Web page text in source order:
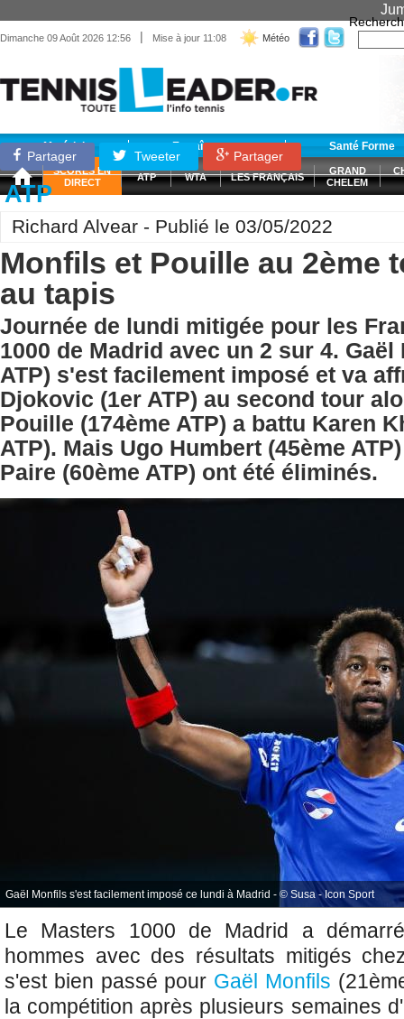
Dimanche 09 Août 2026 12:56 | Mise à jour 11:08 Météo
Matériel Entraînement Santé Forme
SCORES EN
DIRECT
ATP WTA LES FRANÇAIS
GRAND
CHELEM
Partager Tweeter Partager
ATP
Richard Alvear - Publié le 03/05/2022
Monfils et Pouille au 2ème
au tapis
Journée de lundi mitigée pour les
1000 de Madrid avec un 2 sur 4. Gaël
ATP) s'est facilement imposé et va
Djokovic (1er ATP) au second tour
Pouille (174ème ATP) a battu Karen
ATP). Mais Ugo Humbert (45ème
Paire (60ème ATP) ont été éliminés.
Gaël Monfils s'est facilement imposé ce lundi à Madrid - © Susa - Icon Sport
Le Masters 1000 de Madrid a
hommes avec des résultats mitigés
s'est bien passé pour Gaël Monfils
la compétition après plusieurs semaines